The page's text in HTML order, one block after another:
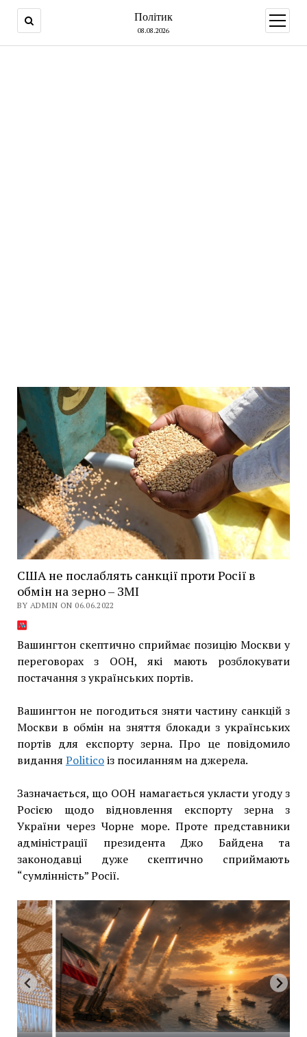
Політик
08.08.2026
open
menu
США не послаблять санкції проти Росії в
обмін на зерно – ЗМІ
BY ADMIN ON 06.06.2022
Вашингтон скептично сприймає позицію Москви у
переговорах з ООН, які мають розблокувати
постачання з українських портів.
Вашингтон не погодиться зняти частину санкцій з
Москви в обмін на зняття блокади з українських
портів для експорту зерна. Про це повідомило
видання Politicoіз посиланням на джерела.
Зазначається, що ООН намагається укласти угоду з
Росією щодо відновлення експорту зерна з
України через Чорне море. Проте представники
адміністрації президента Джо Байдена та
законодавці дуже скептично сприймають
“сумлінність” Росії.